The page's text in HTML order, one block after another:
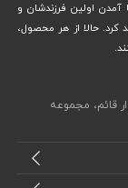
ست که از سال 92 با به دنیا آمدن اولین فرزندشان و
کرد. حالا از هر محصول،
قائم، مجموعه